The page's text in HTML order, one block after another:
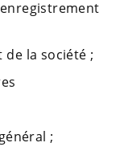
la société ;
;